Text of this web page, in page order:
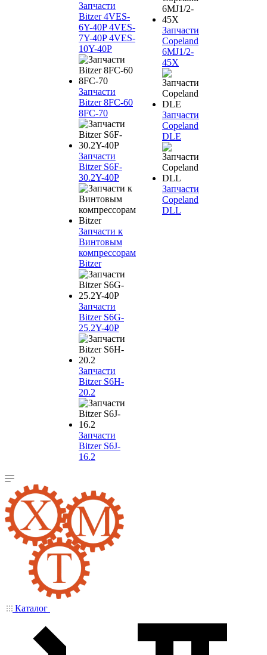
Запчасти
Bitzer 4VES-
6Y-40P 4VES-
7Y-40P 4VES-
10Y-40P
Запчасти
Bitzer 8FC-60
8FC-70
Запчасти
Bitzer S6F-
30.2Y-40P
Запчасти к
Винтовым
компрессорам
Bitzer
Запчасти
Bitzer S6G-
25.2Y-40P
Запчасти
Bitzer S6H-
20.2
Запчасти
Bitzer S6J-
16.2
Запчасти
Copeland
6MJ1/2-
45X
Запчасти
Copeland
DLE
Запчасти
Copeland
DLL
Каталог